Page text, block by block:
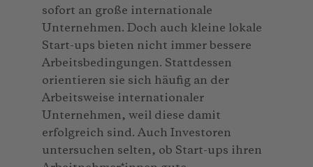
sofort an große internationale
Unternehmen. Doch auch kleine lokale
Start-ups bieten nicht immer bessere
Arbeitsbedingungen. Stattdessen
orientieren sie sich häufig an der
Arbeitsweise internationaler
Unternehmen, weil diese damit
erfolgreich sind. Auch Investoren
untersuchen selten, ob Start-ups ihren